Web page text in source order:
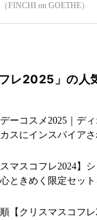
FINCHI on GOETHE）
フレ2025」の人
デーコスメ2025｜デ
スにインスパイア
スマスコフレ2024】
ときめく限定セッ
【クリスマスコフ